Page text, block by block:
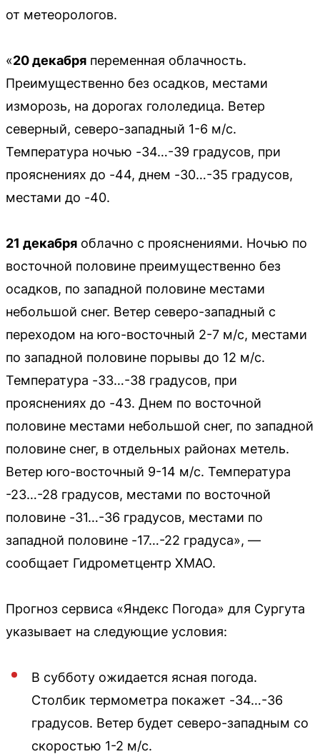
от метеорологов.
«20 декабря переменная облачность.
Преимущественно без осадков, местами
изморозь, на дорогах гололедица. Ветер
северный, северо-западный 1-6 м/с.
Температура ночью -34…-39 градусов, при
прояснениях до -44, днем -30…-35 градусов,
местами до -40.
21 декабря облачно с прояснениями. Ночью по
восточной половине преимущественно без
осадков, по западной половине местами
небольшой снег. Ветер северо-западный с
переходом на юго-восточный 2-7 м/с, местами
по западной половине порывы до 12 м/с.
Температура -33…-38 градусов, при
прояснениях до -43. Днем по восточной
половине местами небольшой снег, по западной
половине снег, в отдельных районах метель.
Ветер юго-восточный 9-14 м/с. Температура
-23…-28 градусов, местами по восточной
половине -31…-36 градусов, местами по
западной половине -17…-22 градуса», —
сообщает Гидрометцентр ХМАО.
Прогноз сервиса «Яндекс Погода» для Сургута
указывает на следующие условия:
В субботу ожидается ясная погода.
Столбик термометра покажет -34…-36
градусов. Ветер будет северо-западным со
скоростью 1-2 м/с.